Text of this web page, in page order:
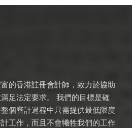
的香港註冊會計師，致力於協助
足法定要求。 我們的目標是確
個審計過程中只需提供最低限度
工作，而且不會犧牲我們的工作